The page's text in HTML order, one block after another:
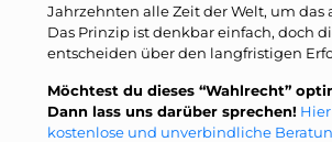
Jahrzehnten alle Zeit der Welt, um das
Das Prinzip ist denkbar einfach, doch
entscheiden über den langfristigen
Möchtest du dieses “Wahlrecht”
Dann lass uns darüber sprechen!
kostenlose und unverbindliche